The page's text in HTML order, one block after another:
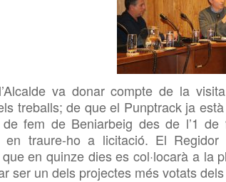
va donar compte de la
treballs; de que el Punptrack ja
de fem de Beniarbeig des de l’1
en traure-ho a licitació. El Regidor
en quinze dies es col·locarà a
ser un dels projectes més votats